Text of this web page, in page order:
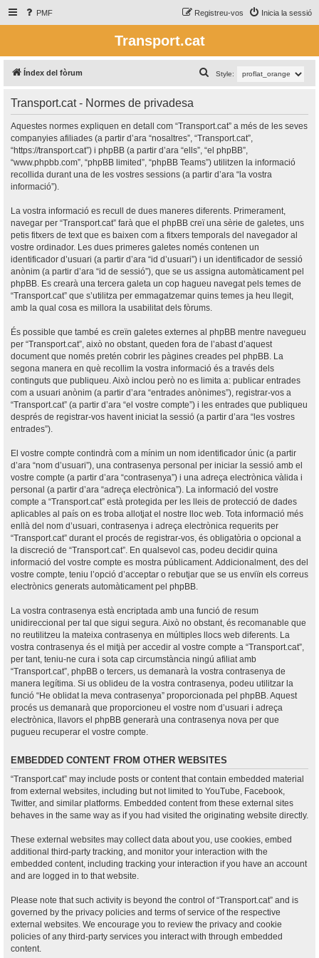
PMF Inicia la sessió
Registreu-vos
Transport.cat
Índex del fòrum Style:
e
c
a
Transport.cat - Normes de privadesa
Aquestes normes expliquen en detall com “Transport.cat” a més de les seves
companyies afiliades (a partir d’ara “nosaltres”, “Transport.cat”,
“https://transport.cat”) i phpBB (a partir d’ara “ells”, “el phpBB”,
“www.phpbb.com”, “phpBB limited”, “phpBB Teams”) utilitzen la informació
recollida durant una de les vostres sessions (a partir d’ara “la vostra
informació”).
La vostra informació es recull de dues maneres diferents. Primerament,
navegar per “Transport.cat” farà que el phpBB creï una sèrie de galetes, uns
petis fitxers de text que es baixen com a fitxers temporals del navegador al
vostre ordinador. Les dues primeres galetes només contenen un
identificador d’usuari (a partir d’ara “id d’usuari”) i un identificador de sessió
anònim (a partir d’ara “id de sessió”), que se us assigna automàticament pel
phpBB. Es crearà una tercera galeta un cop hagueu navegat pels temes de
“Transport.cat” que s’utilitza per emmagatzemar quins temes ja heu llegit,
amb la qual cosa es millora la usabilitat dels fòrums.
És possible que també es creïn galetes externes al phpBB mentre navegueu
per “Transport.cat”, això no obstant, queden fora de l’abast d’aquest
document que només pretén cobrir les pàgines creades pel phpBB. La
segona manera en què recollim la vostra informació és a través dels
continguts que publiqueu. Això inclou però no es limita a: publicar entrades
com a usuari anònim (a partir d’ara “entrades anònimes”), registrar-vos a
“Transport.cat” (a partir d’ara “el vostre compte”) i les entrades que publiqueu
després de registrar-vos havent iniciat la sessió (a partir d’ara “les vostres
entrades”).
El vostre compte contindrà com a mínim un nom identificador únic (a partir
d’ara “nom d’usuari”), una contrasenya personal per iniciar la sessió amb el
vostre compte (a partir d’ara “contrasenya”) i una adreça electrònica vàlida i
personal (a partir d’ara “adreça electrònica”). La informació del vostre
compte a “Transport.cat” està protegida per les lleis de protecció de dades
aplicables al país on es troba allotjat el nostre lloc web. Tota informació més
enllà del nom d’usuari, contrasenya i adreça electrònica requerits per
“Transport.cat” durant el procés de registrar-vos, és obligatòria o opcional a
la discreció de “Transport.cat”. En qualsevol cas, podeu decidir quina
informació del vostre compte es mostra públicament. Addicionalment, des del
vostre compte, teniu l’opció d’acceptar o rebutjar que se us enviïn els correus
electrònics generats automàticament pel phpBB.
La vostra contrasenya està encriptada amb una funció de resum
unidireccional per tal que sigui segura. Això no obstant, és recomanable que
no reutilitzeu la mateixa contrasenya en múltiples llocs web diferents. La
vostra contrasenya és el mitjà per accedir al vostre compte a “Transport.cat”,
per tant, teniu-ne cura i sota cap circumstància ningú afiliat amb
“Transport.cat”, phpBB o tercers, us demanarà la vostra contrasenya de
manera legítima. Si us oblideu de la vostra contrasenya, podeu utilitzar la
funció “He oblidat la meva contrasenya” proporcionada pel phpBB. Aquest
procés us demanarà que proporcioneu el vostre nom d’usuari i adreça
electrònica, llavors el phpBB generarà una contrasenya nova per que
pugueu recuperar el vostre compte.
EMBEDDED CONTENT FROM OTHER WEBSITES
“Transport.cat” may include posts or content that contain embedded material
from external websites, including but not limited to YouTube, Facebook,
Twitter, and similar platforms. Embedded content from these external sites
behaves in the same way as if you had visited the originating website directly.
These external websites may collect data about you, use cookies, embed
additional third-party tracking, and monitor your interaction with the
embedded content, including tracking your interaction if you have an account
and are logged in to that website.
Please note that such activity is beyond the control of “Transport.cat” and is
governed by the privacy policies and terms of service of the respective
external websites. We encourage you to review the privacy and cookie
policies of any third-party services you interact with through embedded
content.